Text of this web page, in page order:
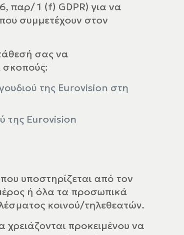
παρ/ 1 (f) GDPR) για να
συμμετέχουν στον
σας να
σκοπούς:
της Eurovision στη
της Eurovision
υποστηρίζεται από τον
ή όλα τα προσωπικά
κοινού/τηλεθεατών.
προκειμένου να